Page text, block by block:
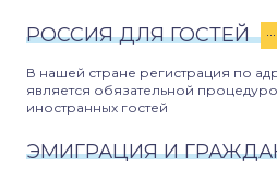
РОССИЯ ДЛЯ ГОСТЕЙ
В нашей стране регистрация по
является обязательной
иностранных гостей
ЭМИГРАЦИЯ И